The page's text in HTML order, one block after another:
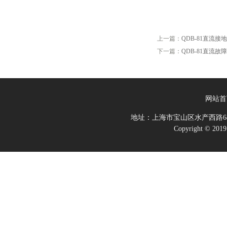
上一篇： QDB-81直流接
下一篇： QDB-81直流故
网站
地址：上海市宝山区水产西路
Copyright ©